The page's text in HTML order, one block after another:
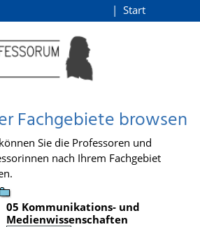
Start
Fachgebiete browsen
Sie die Professoren und
nach Ihrem Fachgebiet
05 Kommunikations- und
Medienwissenschaften